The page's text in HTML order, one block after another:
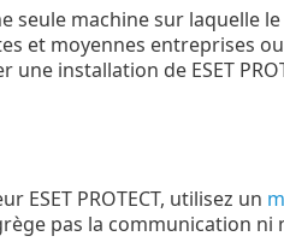
machine sur laquelle le
et moyennes entreprises
installation de ESET
ESET PROTECT, utilisez un
pas la communication